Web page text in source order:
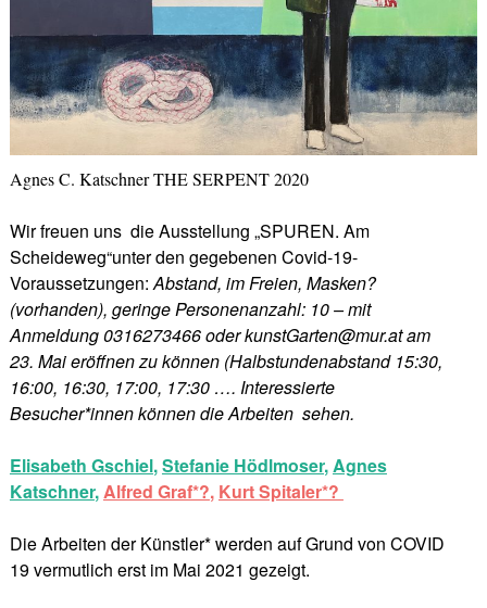
Agnes C. Katschner THE SERPENT 2020
Wir freuen uns die Ausstellung „SPUREN. Am
Scheideweg“unter den gegebenen Covid-19-
Voraussetzungen:Abstand, im Freien, Masken?
(vorhanden), geringe Personenanzahl: 10 – mit
Anmeldung 0316273466 oder kunstGarten@mur.at am
23. Mai eröffnen zu können (Halbstundenabstand 15:30,
16:00, 16:30, 17:00, 17:30 …. Interessierte
Besucher*innen können die Arbeiten sehen.
Elisabeth Gschiel,Stefanie Hödlmoser,Agnes
Katschner,Alfred Graf*?, Kurt Spitaler*?
Die Arbeiten der Künstler* werden auf Grund von COVID
19 vermutlich erst im Mai 2021 gezeigt.